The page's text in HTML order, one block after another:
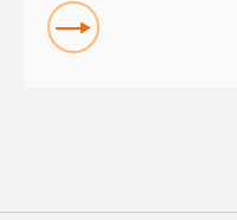
Read more about